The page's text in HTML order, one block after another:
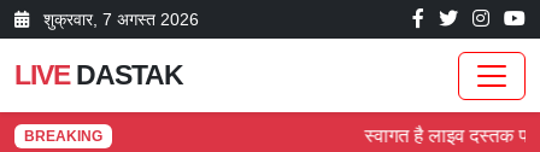
शुक्रवार, 7 अगस्त 2026
LIVEDASTAK
BREAKING स्वागत है लाइव दस्तक पर!